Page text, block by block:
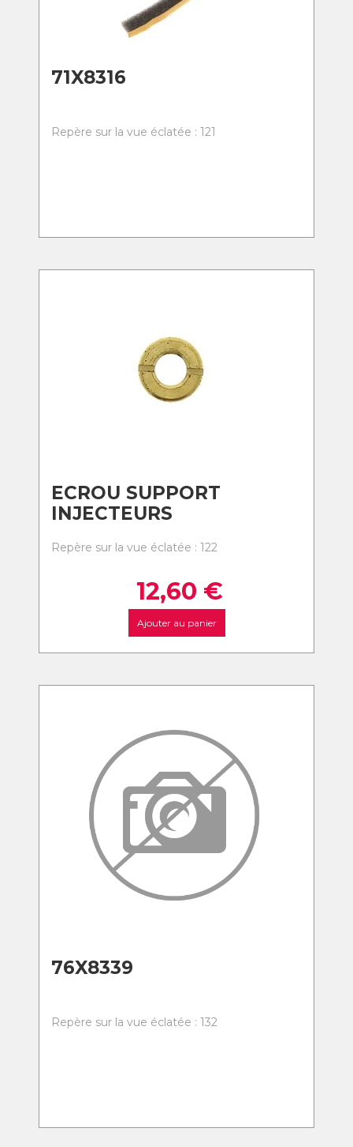
71X8316
Repère sur la vue éclatée : 121
ECROU SUPPORT
INJECTEURS
Repère sur la vue éclatée : 122
12,60 €
Ajouter au panier
76X8339
Repère sur la vue éclatée : 132